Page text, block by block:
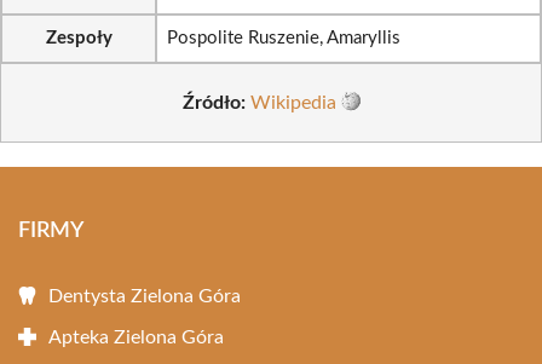
Zespoły Pospolite Ruszenie, Amaryllis
Źródło: Wikipedia
FIRMY
Dentysta Zielona Góra
Apteka Zielona Góra